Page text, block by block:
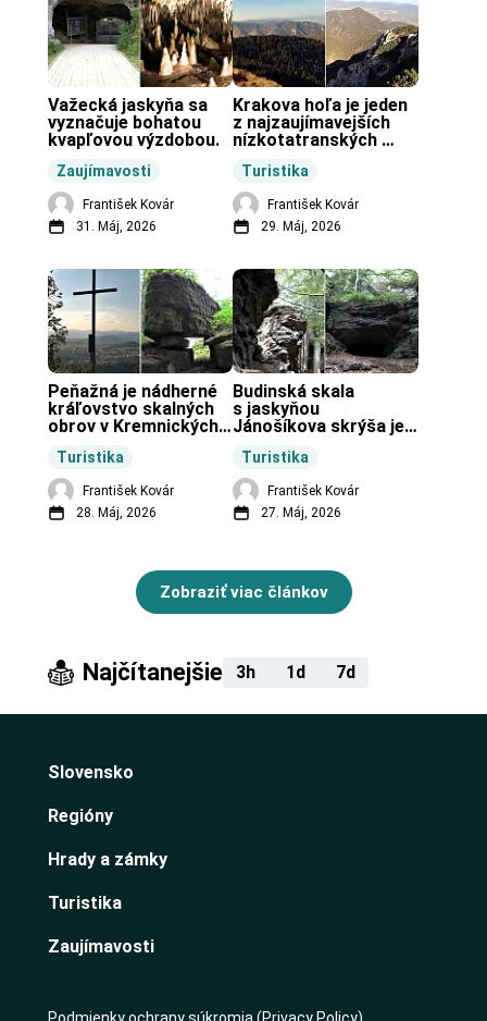
Zaujímavosti
Važecká jaskyňa sa
vyznačuje bohatou
kvapľovou výzdobou.
František Kovár
31. Máj, 2026
Turistika
Krakova hoľa je jeden
z najzaujímavejších
nízkotatranských
František Kovár
29. Máj, 2026
Turistika
Peňažná je nádherné
kráľovstvo skalných
obrov v Kremnických
František Kovár
28. Máj, 2026
Turistika
Budinská skala
s jaskyňou
Jánošíkova skrýša je
obci Budiná.
František Kovár
27. Máj, 2026
Zobraziť viac článkov
Najčítanejšie 3h 1d 7d
Slovensko
Regióny
Hrady a zámky
Turistika
Zaujímavosti
Podmienky ochrany súkromia (Privacy Policy)